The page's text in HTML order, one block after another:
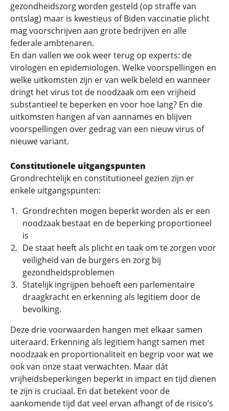
gezondheidszorg worden gesteld (op straffe van
ontslag) maar is kwestieus of Biden vaccinatie plicht
mag voorschrijven aan grote bedrijven en alle
federale ambtenaren.
En dan vallen we ook weer terug op experts: de
virologen en epidemiologen. Welke voorspellingen en
welke uitkomsten zijn er van welk beleid en wanneer
dringt het virus tot de noodzaak om een vrijheid
substantieel te beperken en voor hoe lang? En die
uitkomsten hangen af van aannames en blijven
voorspellingen over gedrag van een nieuw virus of
nieuwe variant.
Constitutionele uitgangspunten
Grondrechtelijk en constitutioneel gezien zijn er
enkele uitgangspunten:
Grondrechten mogen beperkt worden als er een
noodzaak bestaat en de beperking proportioneel
is
De staat heeft als plicht en taak om te zorgen voor
veiligheid van de burgers en zorg bij
gezondheidsproblemen
Statelijk ingrijpen behoeft een parlementaire
draagkracht en erkenning als legitiem door de
bevolking.
Deze drie voorwaarden hangen met elkaar samen
uiteraard. Erkenning als legitiem hangt samen met
noodzaak en proportionaliteit en begrip voor wat we
ook van onze staat verwachten. Maar dát
vrijheidsbeperkingen beperkt in impact en tijd dienen
te zijn is cruciaal. En dat betekent voor de
aankomende tijd dat veel ervan afhangt of de risico’s